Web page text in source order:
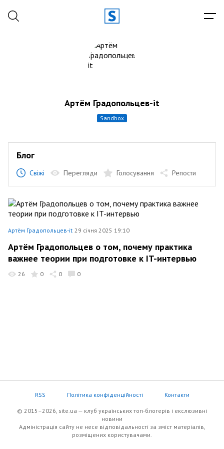
Артём Градопольцев-it
sandbox
Блог
Свіжі Перегляди Голосування Репости
Артём Градопольцев-it 29 січня 2025 19:10
Артём Градопольцев о том, почему практика
важнее теории при подготовке к IT-интервью
26 0 0 0
RSS Політика конфіденційності Контакти
© 2015–2026, site.ua — клуб українських топ-блогерів i екслюзивнi
новини
Адміністрація сайту не несе відповідальності за зміст матеріалів,
розміщених користувачами.